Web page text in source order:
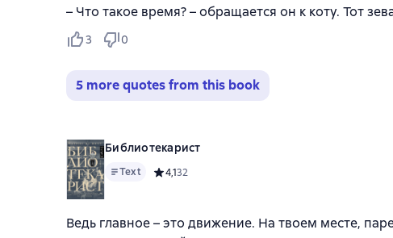
– Что такое время? – обращается он к коту. Тот
3 0
5 more quotes from this book
Библиотекарист
Text Средний рейтинг 4,1 на основе 32 оценок
4,132
Ведь главное – это движение. На твоем месте,